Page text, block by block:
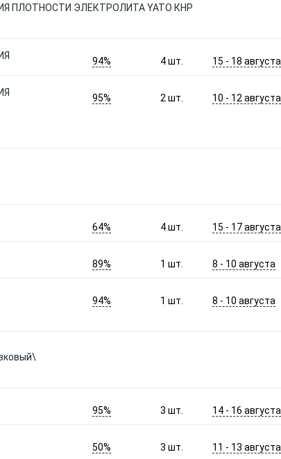
ПЛОТНОСТИ ЭЛЕКТРОЛИТА YATO КНР
94% 4шт. 15 - 18 августа
95% 2шт. 10 - 12 августа
64% 4шт. 15 - 17 августа
89% 1шт. 8 - 10 августа
94% 1шт. 8 - 10 августа
95% 3шт. 14 - 16 августа
50% 3шт. 11 - 13 августа